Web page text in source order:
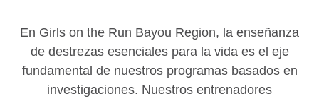
En Girls on the Run Bayou Region, la enseñanza
de destrezas esenciales para la vida es el eje
fundamental de nuestros programas basados en
investigaciones. Nuestros entrenadores